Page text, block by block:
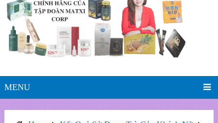
MENU